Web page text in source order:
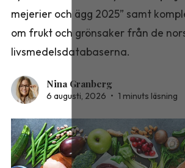
mejerier och ägg 2025” samt
om frukt och grönsaker från de
livsmedelsdatabaserna.
Nina Granberg
6 augusti, 2026 • 1 minuts läsning